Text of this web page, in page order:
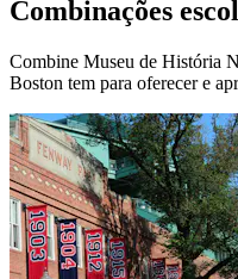
Combinações
Combine Museu de História
Boston tem para oferecer e